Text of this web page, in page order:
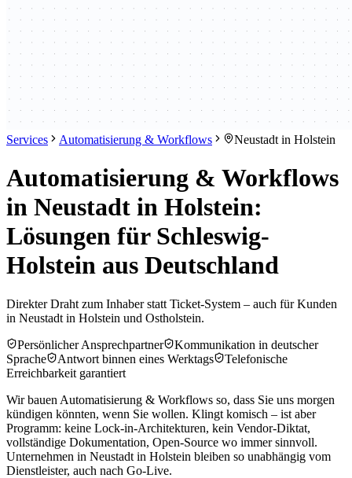
Services Automatisierung & Workflows Neustadt in Holstein
Automatisierung & Workflows
in Neustadt in Holstein:
Lösungen für Schleswig-
Holstein aus Deutschland
Direkter Draht zum Inhaber statt Ticket-System – auch für Kunden
in Neustadt in Holstein und Ostholstein.
Persönlicher Ansprechpartner
Kommunikation in deutscher
Sprache
Antwort binnen eines Werktags
Telefonische
Erreichbarkeit garantiert
Wir bauen Automatisierung & Workflows so, dass Sie uns morgen
kündigen könnten, wenn Sie wollen. Klingt komisch – ist aber
Programm: keine Lock-in-Architekturen, kein Vendor-Diktat,
vollständige Dokumentation, Open-Source wo immer sinnvoll.
Unternehmen in Neustadt in Holstein bleiben so unabhängig vom
Dienstleister, auch nach Go-Live.